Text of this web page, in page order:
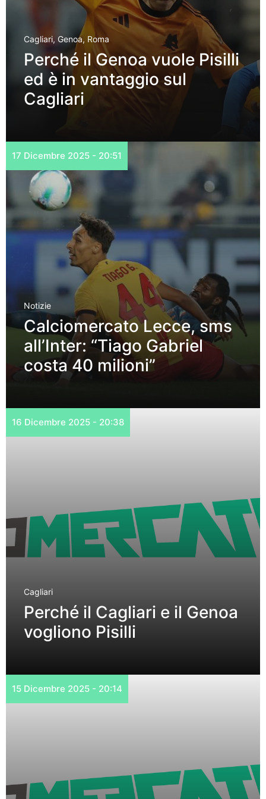
Cagliari, Genoa, Roma
Perché il Genoa vuole Pisilli
ed è in vantaggio sul
Cagliari
17 Dicembre 2025 - 20:51
Notizie
Calciomercato Lecce, sms
all’Inter: “Tiago Gabriel
costa 40 milioni”
16 Dicembre 2025 - 20:38
Cagliari
Perché il Cagliari e il Genoa
vogliono Pisilli
15 Dicembre 2025 - 20:14